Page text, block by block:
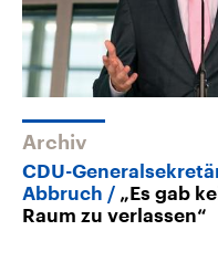
Archiv
CDU-
Abbruch
„Es gab
Raum zu verlassen“